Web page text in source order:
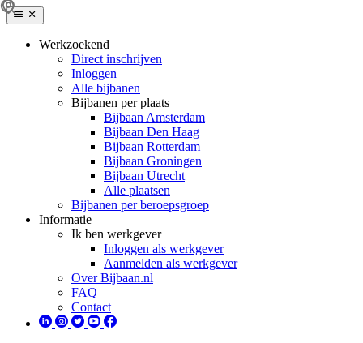
Werkzoekend
Direct inschrijven
Inloggen
Alle bijbanen
Bijbanen per plaats
Bijbaan Amsterdam
Bijbaan Den Haag
Bijbaan Rotterdam
Bijbaan Groningen
Bijbaan Utrecht
Alle plaatsen
Bijbanen per beroepsgroep
Informatie
Ik ben werkgever
Inloggen als werkgever
Aanmelden als werkgever
Over Bijbaan.nl
FAQ
Contact